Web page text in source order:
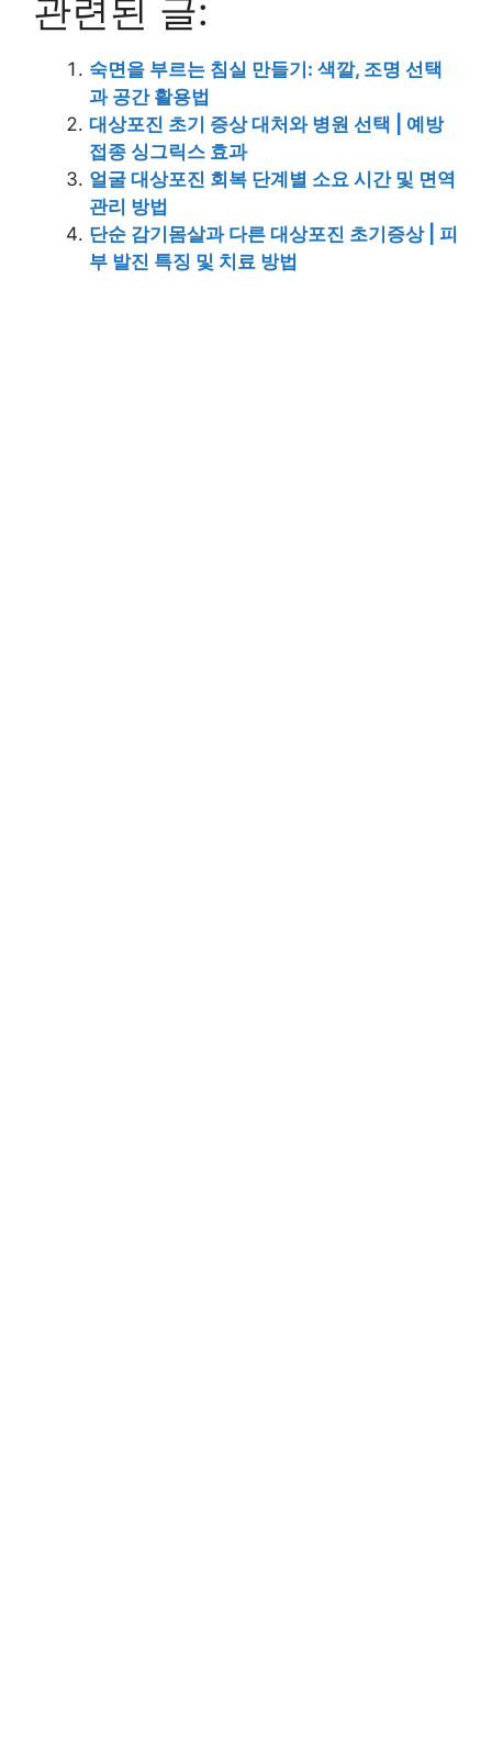
관련된 글:
숙면을 부르는 침실 만들기: 색깔, 조명 선택
과 공간 활용법
대상포진 초기 증상 대처와 병원 선택 | 예방
접종 싱그릭스 효과
얼굴 대상포진 회복 단계별 소요 시간 및 면역
관리 방법
단순 감기몸살과 다른 대상포진 초기증상 | 피
부 발진 특징 및 치료 방법